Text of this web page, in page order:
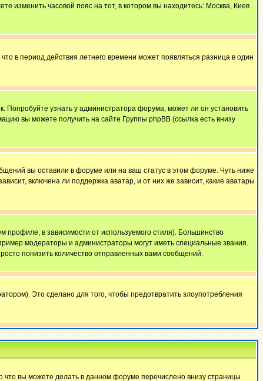
изменить часовой пояс на тот, в котором вы находитесь: Москва, Киев
в период действия летнего времени может появляться разница в один
Попробуйте узнать у администратора форума, может ли он установить
вы можете получить на сайте Группы phpBB (ссылка есть внизу
вы оставили в форуме или на ваш статус в этом форуме. Чуть ниже
включена ли поддержка аватар, и от них же зависит, какие аватары
в зависимости от используемого стиля). Большинство
модераторы и администраторы могут иметь специальные звания.
понизить количество отправленных вами сообщений.
Это сделано для того, чтобы предотвратить злоупотребления
вы можете делать в данном форуме перечислено внизу страницы